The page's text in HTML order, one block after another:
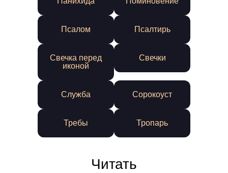
Псалом Псалтирь
Свечка перед
иконой
Свечки
Служба Сорокоуст
Требы Тропарь
Читать